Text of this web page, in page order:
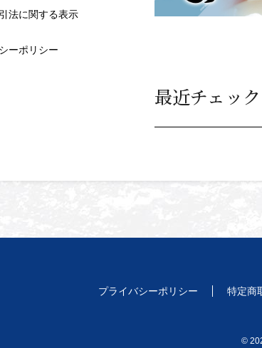
法に関する表示
ーポリシー
最近チェッ
プライバシーポリシー 特定商
©